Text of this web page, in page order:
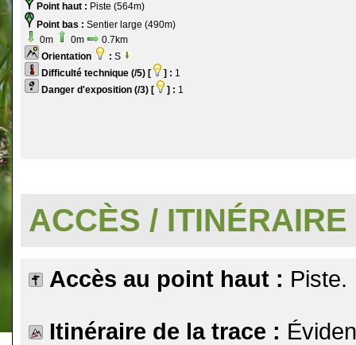
Point haut : Piste (564m)
Point bas : Sentier large (490m)
0m
0m
0.7km
Orientation
: S
Difficulté technique (/5) [
] : 1
Danger d'exposition (/3) [
] : 1
ACCÈS / ITINÉRAIRE
Accès au point haut : Piste.
Itinéraire de la trace :